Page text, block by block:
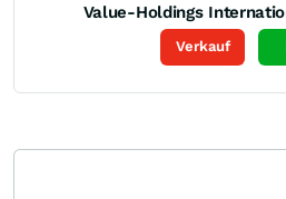
Value-Holdings
Verkauf